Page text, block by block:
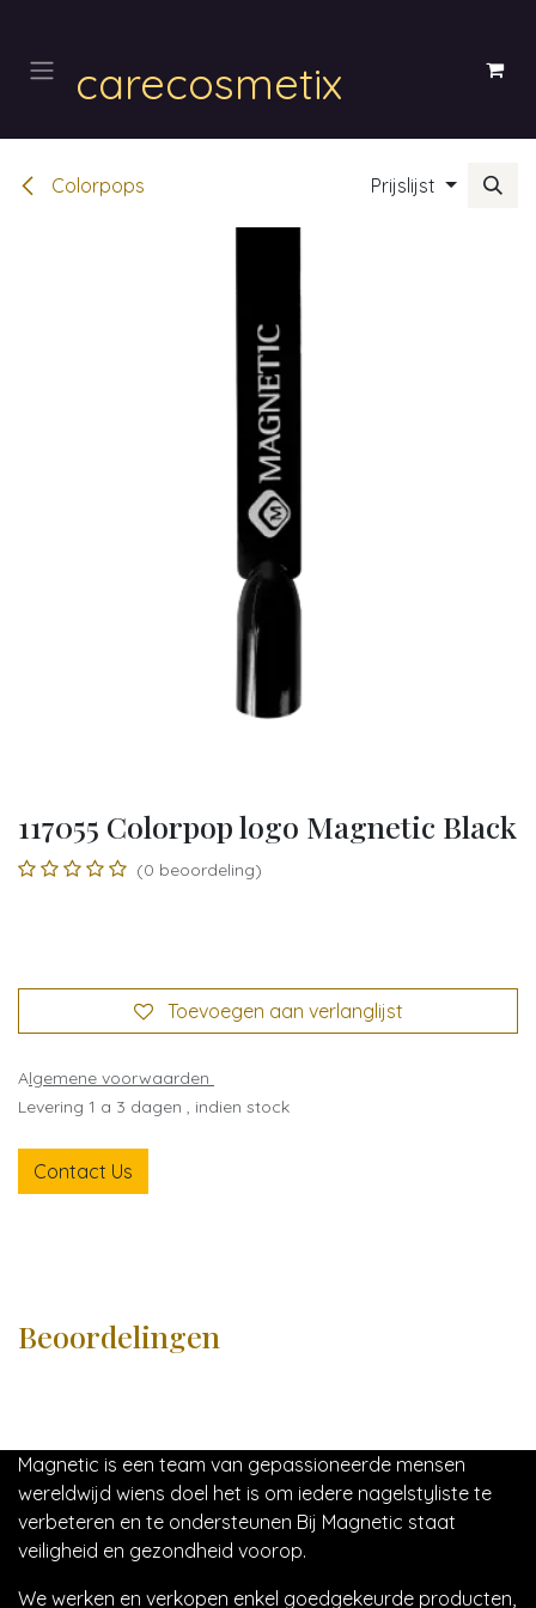
carecosmetix
Colorpops Prijslijst
117055 Colorpop logo Magnetic Black
(0 beoordeling)
Toevoegen aan verlanglijst
Algemene voorwaarden
Levering 1 a 3 dagen , indien stock
Contact Us
Beoordelingen
Magnetic is een team van gepassioneerde mensen
wereldwijd wiens doel het is om iedere nagelstyliste te
verbeteren en te ondersteunen Bij Magnetic staat
veiligheid en gezondheid voorop.
We werken en verkopen enkel goedgekeurde producten,